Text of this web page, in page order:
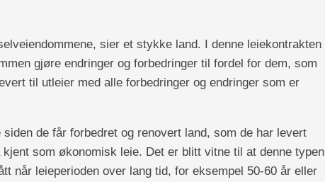
sier et stykke land. I denne leiekontrakten
gjøre endringer og forbedringer til fordel for dem, som
til utleier med alle forbedringer og endringer som er
de får forbedret og renovert land, som de har levert
som økonomisk leie. Det er blitt vitne til at denne typen
når leieperioden over lang tid, for eksempel 50-60 år eller